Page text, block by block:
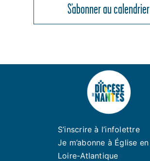
S’abonner au calendrier
S’inscrire à l’infolettre
Je m’abonne à Église en
Loire-Atlantique